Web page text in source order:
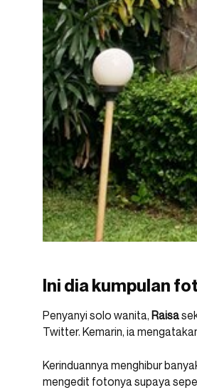
Ini dia kumpulan
Penyanyi solo wanita, Raisa
Twitter. Kemarin, ia
Kerinduannya menghibur
mengedit fotonya supaya